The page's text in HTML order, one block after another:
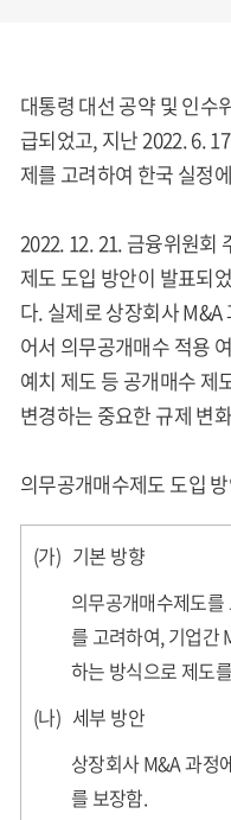
대통령 대선 공약 및 인수
급되었고, 지난 2022. 6.
제를 고려하여 한국 실정
2022. 12. 21. 금융위원회
제도 도입 방안이 발표되
다. 실제로 상장회사
어서 의무공개매수 적용
예치 제도 등 공개매수 제
변경하는 중요한 규제 변
의무공개매수제도 도입
(가) 기본 방향
의무공개매수제도
를 고려하여, 기업간
하는 방식으로 제도
(나) 세부 방안
상장회사 M&A 과정
를 보장함.